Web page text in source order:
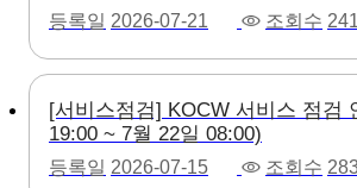
등록일 2026-07-21 조회수 241
[서비스점검] KOCW 서비스 점검
19:00 ~ 7월 22일 08:00)
등록일 2026-07-15 조회수